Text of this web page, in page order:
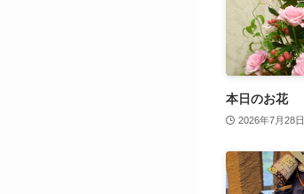
本日のお花
2026年7月28日